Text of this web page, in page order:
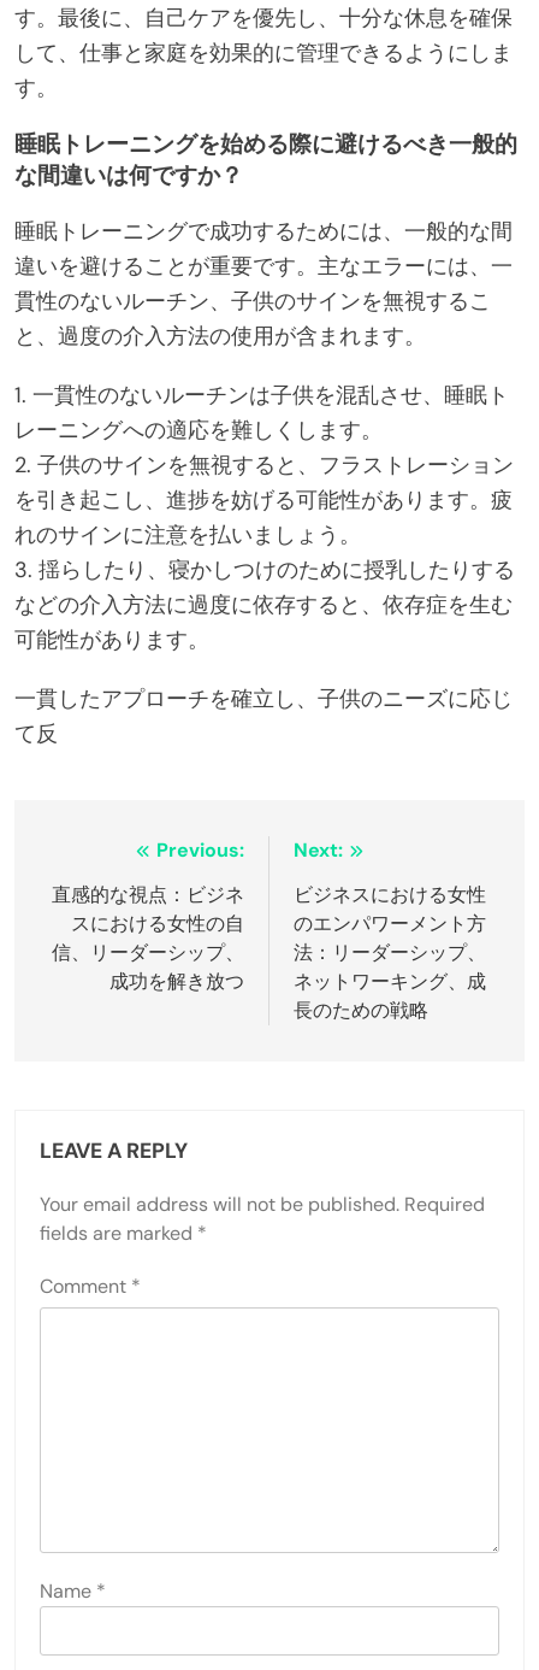
す。最後に、自己ケアを優先し、十分な休息を確保
して、仕事と家庭を効果的に管理できるようにしま
す。
睡眠トレーニングを始める際に避けるべき一般的
な間違いは何ですか？
睡眠トレーニングで成功するためには、一般的な間
違いを避けることが重要です。主なエラーには、一
貫性のないルーチン、子供のサインを無視するこ
と、過度の介入方法の使用が含まれます。
1. 一貫性のないルーチンは子供を混乱させ、睡眠ト
レーニングへの適応を難しくします。
2. 子供のサインを無視すると、フラストレーション
を引き起こし、進捗を妨げる可能性があります。疲
れのサインに注意を払いましょう。
3. 揺らしたり、寝かしつけのために授乳したりする
などの介入方法に過度に依存すると、依存症を生む
可能性があります。
一貫したアプローチを確立し、子供のニーズに応じ
て反
navigation
Previous:
直感的な視点：ビジネ
スにおける女性の自
信、リーダーシップ、
成功を解き放つ
Next:
ビジネスにおける女性
のエンパワーメント方
法：リーダーシップ、
ネットワーキング、成
長のための戦略
LEAVE A REPLY
Your email address will not be published. Required
fields are marked *
Comment *
Name *